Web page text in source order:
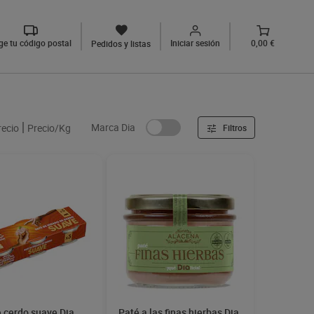
tu código postal Pedidos y listas Iniciar sesión 0,00 €
Precio/Kg Marca Dia Filtros